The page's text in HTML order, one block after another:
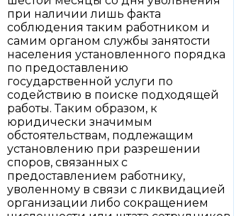
при наличии лишь факта
соблюдения таким работником и
самим органом службы занятости
населения установленного порядка
по предоставлению
государственной услуги по
содействию в поиске подходящей
работы. Таким образом, к
юридически значимым
обстоятельствам, подлежащим
установлению при разрешении
споров, связанных с
предоставлением работнику,
уволенному в связи с ликвидацией
организации либо сокращением